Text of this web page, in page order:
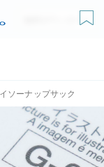
無料ダウンロード
ソーナップサック